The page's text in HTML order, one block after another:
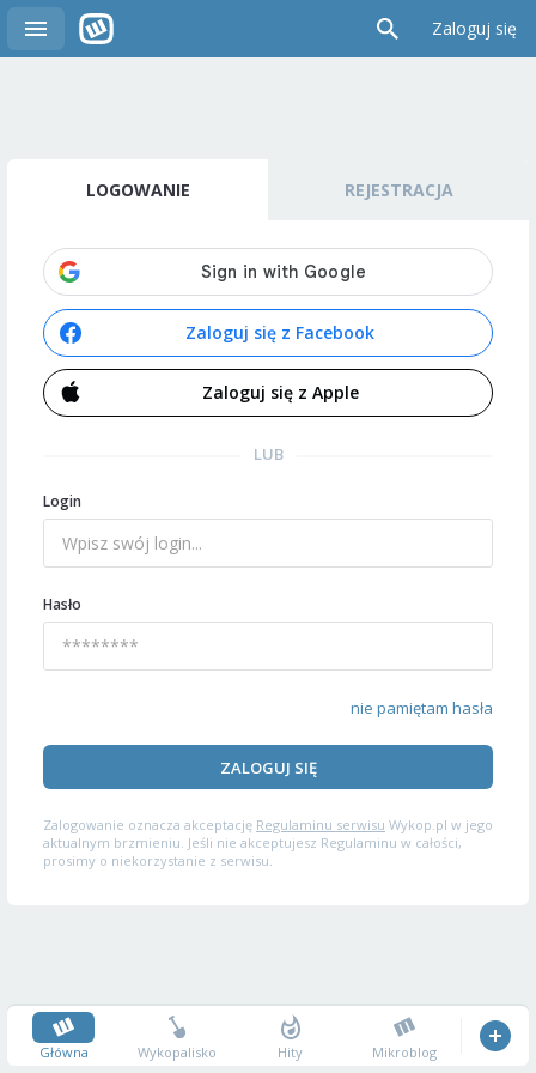
Zaloguj się
LOGOWANIE REJESTRACJA
Zaloguj się z Facebook
Zaloguj się z Apple
LUB
Login
Hasło
nie pamiętam hasła
ZALOGUJ SIĘ
Zalogowanie oznacza akceptację Regulaminu serwisu Wykop.pl w jego
aktualnym brzmieniu. Jeśli nie akceptujesz Regulaminu w całości,
prosimy o niekorzystanie z serwisu.
Główna Wykopalisko Hity Mikroblog